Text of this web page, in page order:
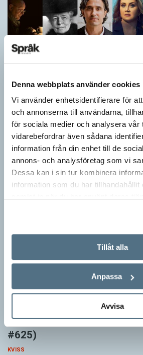
Denna webbplats använder cookies
Vi använder enhetsidentifierare för
och annonserna till användarna,
för sociala medier och analysera vår
vidarebefordrar även sådana
information från din enhet till de
annons- och analysföretag som vi
Dessa kan i sin tur kombinera
information som du har tillhandahållit
Tillåt alla
Anpassa
Avvisa
Vilket språk är detta?
KVISS
I det här kvisset möter du texter om
författare på tolv olika språk hämtade
är språken?
Känner du till orden från
#625)
KVISS